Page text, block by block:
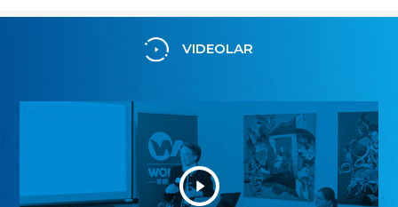
VIDEOLAR